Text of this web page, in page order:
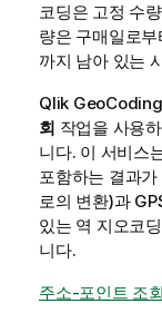
코딩은 고정 수
량은 구매일로
까지 남아 있는
Qlik GeoCoding
회 작업을 사용
니다. 이 서비스
포함하는 결과
로의 변환)과
있는 역 지오코
니다.
주소-포인트 조회